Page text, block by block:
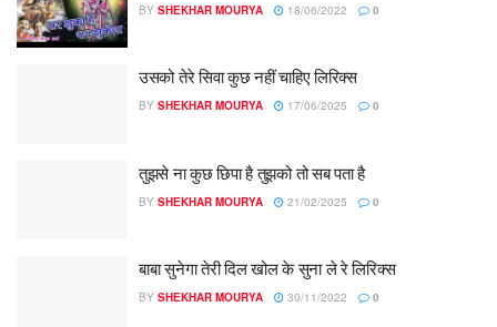
BY SHEKHAR MOURYA 18/06/2022 0
उसको तेरे सिवा कुछ नहीं चाहिए लिरिक्स
BY SHEKHAR MOURYA 17/06/2025 0
तुझसे ना कुछ छिपा है तुझको तो सब पता है
BY SHEKHAR MOURYA 21/02/2025 0
बाबा सुनेगा तेरी दिल खोल के सुना ले रे लिरिक्स
BY SHEKHAR MOURYA 30/11/2022 0